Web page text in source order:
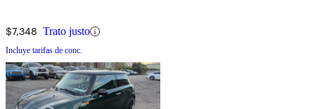
$7,348 Trato justo
Incluye tarifas de conc.